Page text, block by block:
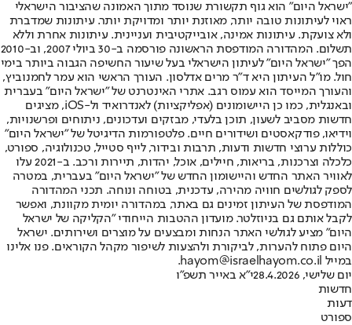
"ישראל היום" הוא גוף תקשורת שנוסד מתוך האמונה שהציבור הישראלי
ראוי לעיתונות טובה יותר, מאוזנת יותר ומדויקת יותר. עיתונות שמדברת
ולא צועקת. עיתונות אמינה, אובייקטיבית ועניינית. עיתונות אחרת וללא
תשלום. המהדורה המודפסת הראשונה פורסמה ב-30 ביולי 2007, וב-2010
הפך "ישראל היום" לעיתון הישראלי בעל שיעור החשיפה הגבוה ביותר בימי
חול. מו"ל העיתון היא ד"ר מרים אדלסון. העורך הראשי הוא עמר לחמנוביץ,
והעורך המייסד הוא עמוס רגב. אתרי האינטרנט של "ישראל היום" בעברית
ובאנגלית, כמו כן היישומונים (אפליקציות) לאנדרואיד ול-iOS, מציגים
חדשות מסביב לשעון, תוכן בלעדי, מבזקים ועדכונים, ניתוחים ופרשנויות,
וידיאו, פודקאסטים ושידורים חיים. פלטפורמות הדיגיטל של "ישראל היום"
כוללות ערוצי חדשות ודעות, תרבות ובידור, לייף סטייל, טכנולוגיה, ספורט,
כלכלה וצרכנות, בריאות, חיילים, אוכל, יהדות, תיירות ורכב. ב-2021 עלו
לאוויר האתר החדש והיישומון החדש של "ישראל היום" בעברית, במטרה
לספק לגולשים חוויה מהירה, עדכנית, בטוחה ונוחה. תכני המהדורה
המודפסת של העיתון זמינים גם באתר, במהדורה יומית מקוונת, ואפשר
לקבל אותם גם בניוזלטר. מועדון ההטבות הייחודי "הקליקה של ישראל
היום" מציע לגולשי האתר הנחות ומבצעים על מוצרים ושירותים. ישראל
היום פתוח להערות, לביקורת ולהצעות לשיפור מקהל הקוראים. פנו אלינו
במייל hayom@israelhayom.co.il.
יום שלישי, 28.4.2026
י"א באייר תשפ"ו
חדשות
דעות
ספורט